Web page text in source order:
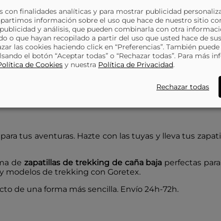
tus aventuras. Hazte con las tuyas y lleva tus
dezapatillas de trekking de caña baja perfectas
modelos de trekking con Goretex.
de una forma más sencilla. Envío 24h-72h.
con finalidades analíticas y para mostrar publicidad
información sobre el uso que hace de nuestro sitio
y análisis, que pueden combinarla con otra
o que hayan recopilado a partir del uso que usted hace de
las cookies haciendo click en “Preferencias”. También
el botón “Aceptar todas” o “Rechazar todas”. Para más
de Cookies y nuestra Política de Privacidad.
Rechazar todas